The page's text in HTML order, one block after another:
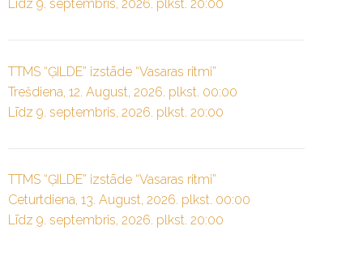
Līdz 9. septembris, 2026. plkst. 20:00
TTMS “ĢILDE” izstāde “Vasaras ritmi”
Trešdiena, 12. August, 2026. plkst. 00:00
Līdz 9. septembris, 2026. plkst. 20:00
TTMS “ĢILDE” izstāde “Vasaras ritmi”
Ceturtdiena, 13. August, 2026. plkst. 00:00
Līdz 9. septembris, 2026. plkst. 20:00